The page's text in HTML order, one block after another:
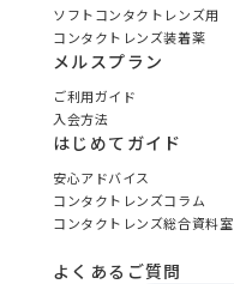
ソフトコンタクトレンズ用
コンタクトレンズ装着薬
メルスプラン
ご利用ガイド
入会方法
はじめてガイド
安心アドバイス
コンタクトレンズコラム
コンタクトレンズ総合資料室
よくあるご質問